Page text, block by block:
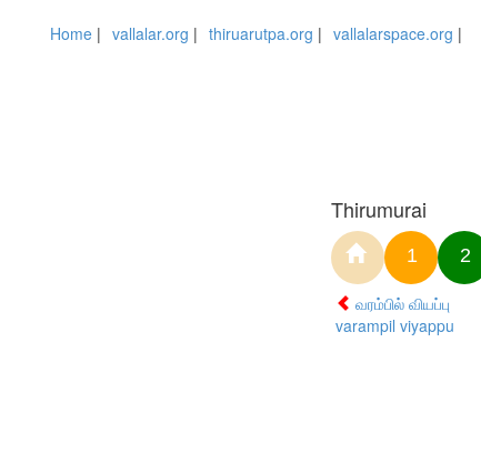
Home | vallalar.org | thiruarutpa.org | vallalarspace.org |
Thirumurai
1 2
வரம்பில் வியப்பு
varampil viyappu